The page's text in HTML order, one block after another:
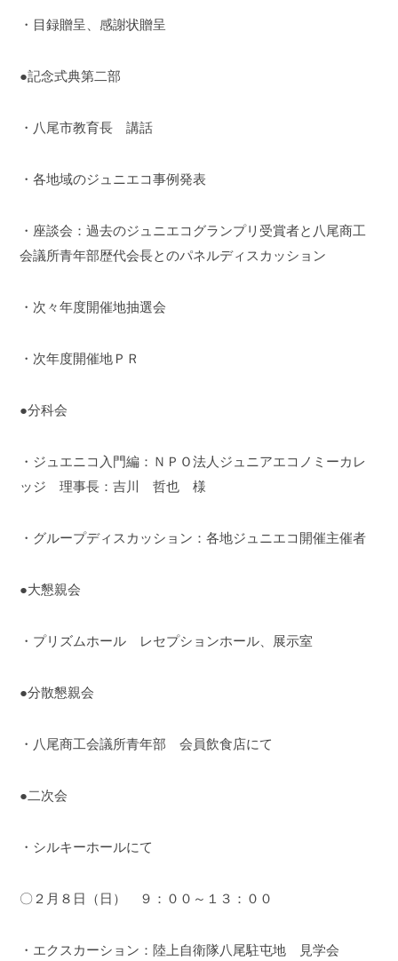
・目録贈呈、感謝状贈呈
●記念式典第二部
・八尾市教育長 講話
・各地域のジュニエコ事例発表
・座談会：過去のジュニエコグランプリ受賞者と八尾商工
会議所青年部歴代会長とのパネルディスカッション
・次々年度開催地抽選会
・次年度開催地ＰＲ
●分科会
・ジュエニコ入門編：ＮＰＯ法人ジュニアエコノミーカレ
ッジ 理事長：吉川 哲也 様
・グループディスカッション：各地ジュニエコ開催主催者
●大懇親会
・プリズムホール レセプションホール、展示室
●分散懇親会
・八尾商工会議所青年部 会員飲食店にて
●二次会
・シルキーホールにて
〇２月８日（日） ９：００～１３：００
・エクスカーション：陸上自衛隊八尾駐屯地 見学会